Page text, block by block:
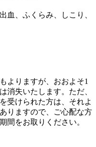
血、ふくらみ、しこり、
よりますが、おおよそ1
消失いたします。ただ、
受けられた方は、それよ
りますので、ご心配な方
間をお取りください。